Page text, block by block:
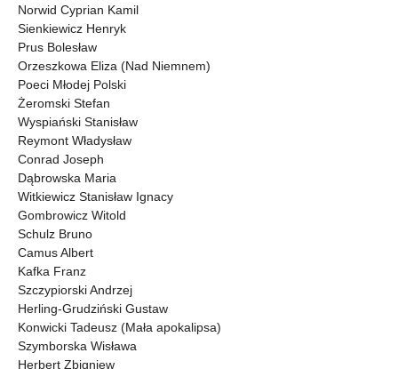
Norwid Cyprian Kamil
Sienkiewicz Henryk
Prus Bolesław
Orzeszkowa Eliza (Nad Niemnem)
Poeci Młodej Polski
Żeromski Stefan
Wyspiański Stanisław
Reymont Władysław
Conrad Joseph
Dąbrowska Maria
Witkiewicz Stanisław Ignacy
Gombrowicz Witold
Schulz Bruno
Camus Albert
Kafka Franz
Szczypiorski Andrzej
Herling-Grudziński Gustaw
Konwicki Tadeusz (Mała apokalipsa)
Szymborska Wisława
Herbert Zbigniew